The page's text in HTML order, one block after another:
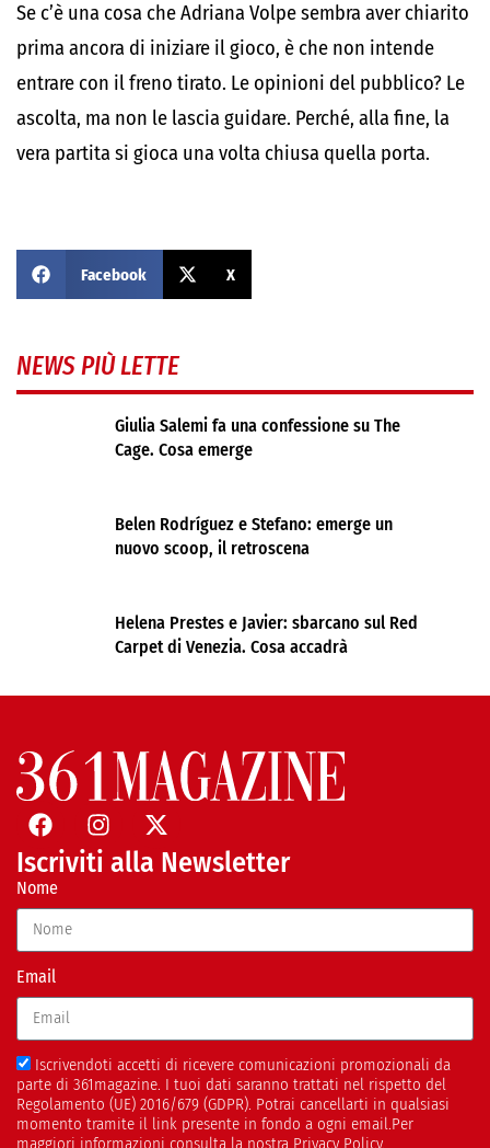
Se c’è una cosa che Adriana Volpe sembra aver chiarito
prima ancora di iniziare il gioco, è che non intende
entrare con il freno tirato. Le opinioni del pubblico? Le
ascolta, ma non le lascia guidare. Perché, alla fine, la
vera partita si gioca una volta chiusa quella porta.
Facebook X
NEWS PIÙ LETTE
Giulia Salemi fa una confessione su The
Cage. Cosa emerge
Belen Rodríguez e Stefano: emerge un
nuovo scoop, il retroscena
Helena Prestes e Javier: sbarcano sul Red
Carpet di Venezia. Cosa accadrà
Iscriviti alla Newsletter
Nome
Email
Iscrivendoti accetti di ricevere comunicazioni promozionali da
parte di 361magazine. I tuoi dati saranno trattati nel rispetto del
Regolamento (UE) 2016/679 (GDPR). Potrai cancellarti in qualsiasi
momento tramite il link presente in fondo a ogni email.Per
maggiori informazioni consulta la nostra Privacy Policy.